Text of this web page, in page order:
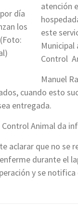
día
los
atención
este
Control
Manuel
cuando esto
entregada.
Control Animal da
aclarar que no se
durante el
y se